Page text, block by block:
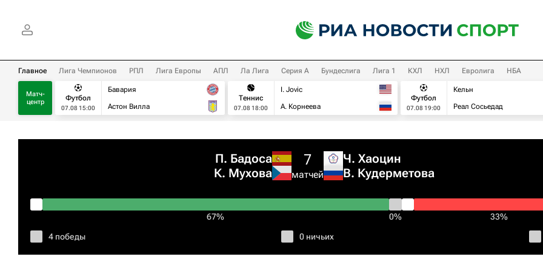
Главное Лига Чемпионов РПЛ Лига Европы АПЛ Ла Лига Серия А Бундеслига Лига 1 КХЛ НХЛ Евролига НБА
Матч-
центр
Футбол
07.08 15:00
Бавария
Астон Вилла
Теннис
07.08 18:00
I. Jovic
А. Корнеева
Футбол
07.08 19:00
Кельн
Реал Сосьедад
П. Бадоса
К. Мухова
7
матчей
Ч. Хаоцин
В. Кудерметова
67% 0% 33%
4 победы 0 ничьих